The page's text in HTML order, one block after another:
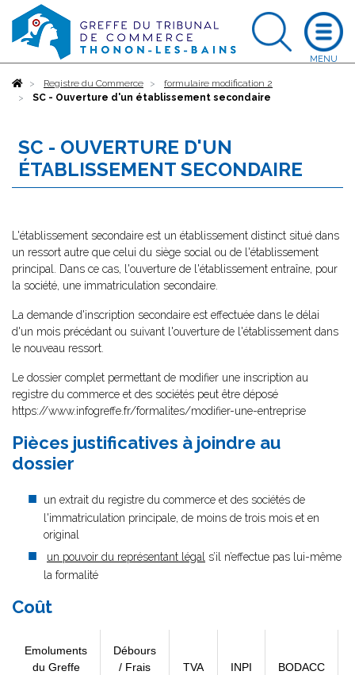
AccueilRegistre du Commerce
formulaire modification 2
SC - Ouverture d'un établissement secondaire
SC - OUVERTURE D'UN
ÉTABLISSEMENT SECONDAIRE
L'établissement secondaire est un établissement distinct situé dans
un ressort autre que celui du siège social ou de l'établissement
principal. Dans ce cas, l'ouverture de l'établissement entraîne, pour
la société, une immatriculation secondaire.
La demande d'inscription secondaire est effectuée dans le délai
d'un mois précédant ou suivant l'ouverture de l'établissement dans
le nouveau ressort.
Le dossier complet permettant de modifier une inscription au
registre du commerce et des sociétés peut être déposé
https://www.infogreffe.fr/formalites/modifier-une-entreprise
Pièces justificatives à joindre au
dossier
un extrait du registre du commerce et des sociétés de
l'immatriculation principale, de moins de trois mois et en
original
un pouvoir du représentant légal s’il n’effectue pas lui-même
la formalité
Coût
Emoluments
du Greffe
Débours
/ Frais
TVA INPI BODACC